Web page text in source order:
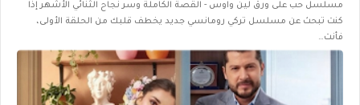
مسلسل حب على ورق لين واوس - القصة الكاملة وسر نجاح الثنائي الأشهر إذا
كنت تبحث عن مسلسل تركي رومانسي جديد يخطف قلبك من الحلقة الأولى،
فأنت…